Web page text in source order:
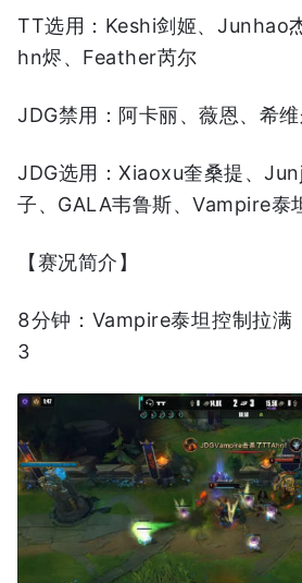
TT选用：Keshi剑姬、Junhao
hn烬、Feather芮尔
JDG禁用：阿卡丽、薇恩、希
JDG选用：Xiaoxu奎桑提、
子、GALA韦鲁斯、Vampire泰
【赛况简介】
8分钟：Vampire泰坦控制拉满
3